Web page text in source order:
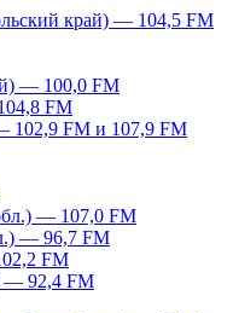
край) — 104,5 FM
— 100,0 FM
FM
102,9 FM и 107,9 FM
— 107,0 FM
— 96,7 FM
FM
— 92,4 FM